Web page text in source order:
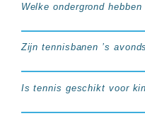
Welke ondergrond
Zijn tennisbanen ’s
Is tennis geschikt voor